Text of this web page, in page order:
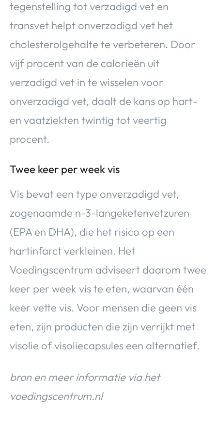
tegenstelling tot verzadigd vet en
transvet helpt onverzadigd vet het
cholesterolgehalte te verbeteren. Door
vijf procent van de calorieën uit
verzadigd vet in te wisselen voor
onverzadigd vet, daalt de kans op hart-
en vaatziekten twintig tot veertig
procent.
Twee keer per week vis
Vis bevat een type onverzadigd vet,
zogenaamde n-3-langeketenvetzuren
(EPA en DHA), die het risico op een
hartinfarct verkleinen. Het
Voedingscentrum adviseert daarom twee
keer per week vis te eten, waarvan één
keer vette vis. Voor mensen die geen vis
eten, zijn producten die zijn verrijkt met
visolie of visoliecapsules een alternatief.
bron en meer informatie via het
voedingscentrum.nl